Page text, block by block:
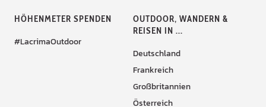
HÖHENMETER SPENDEN
#LacrimaOutdoor
OUTDOOR, WANDERN &
REISEN IN ...
Deutschland
Frankreich
Großbritannien
Österreich